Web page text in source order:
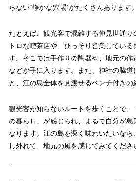
らない“静かな穴場”がたくさんあります。
たとえば、観光客で混雑する仲見世通り
トロな喫茶店や、ひっそり営業している
す。そこでは手作りの陶器や、地元の作
などが手に入ります。また、神社の脇道
と、江の島全体を見渡せるベンチ付きの
観光客が知らないルートを歩くことで、
の暮らし」が感じられ、まるで自分が島
なります。江の島を深く味わいたいな
し外れて、地元の風を感じてみてくださ